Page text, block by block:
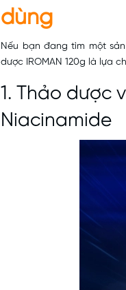
dùng
Nếu bạn đang tìm một
dược IROMAN 120g là lựa
1. Thảo dược
Niacinamide